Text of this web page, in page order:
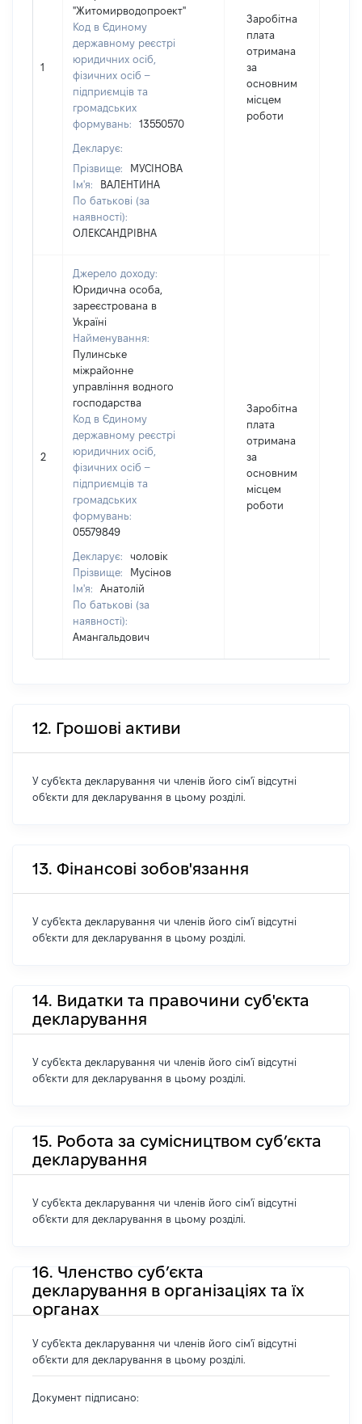
1
"Житомирводопроект"
Код в Єдиному
державному реєстрі
юридичних осіб,
фізичних осіб –
підприємців та
громадських
формувань:
13550570
Декларує:
Прізвище:
МУСІНОВА
Ім'я:
ВАЛЕНТИНА
По батькові (за
наявності):
ОЛЕКСАНДРІВНА
Заробітна
плата
отримана
за
основним
місцем
роботи
2
Джерело доходу:
Юридична особа,
зареєстрована в
Україні
Найменування:
Пулинське
міжрайонне
управління водного
господарства
Код в Єдиному
державному реєстрі
юридичних осіб,
фізичних осіб –
підприємців та
громадських
формувань:
05579849
Декларує:
чоловік
Прізвище:
Мусінов
Ім'я:
Анатолій
По батькові (за
наявності):
Амангальдович
Заробітна
плата
отримана
за
основним
місцем
роботи
12. Грошові активи
У суб'єкта декларування чи членів його сім'ї відсутні
об'єкти для декларування в цьому розділі.
13. Фінансові зобов'язання
У суб'єкта декларування чи членів його сім'ї відсутні
об'єкти для декларування в цьому розділі.
14. Видатки та правочини суб'єкта
декларування
У суб'єкта декларування чи членів його сім'ї відсутні
об'єкти для декларування в цьому розділі.
15. Робота за сумісництвом суб’єкта
декларування
У суб'єкта декларування чи членів його сім'ї відсутні
об'єкти для декларування в цьому розділі.
16. Членство суб’єкта
декларування в організаціях та їх
органах
У суб'єкта декларування чи членів його сім'ї відсутні
об'єкти для декларування в цьому розділі.
Документ підписано: